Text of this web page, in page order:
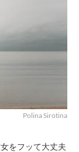
Polina Sirotina
をフッて大丈夫